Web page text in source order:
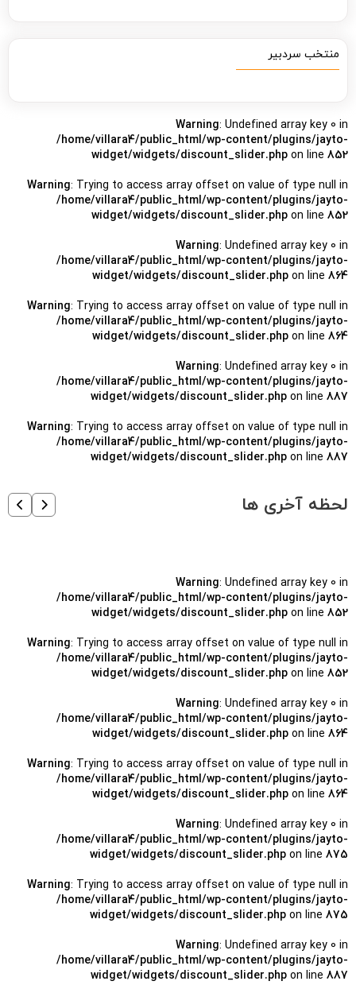
منتخب سردبیر
Warning: Undefined array key 0 in
/home/villara4/public_html/wp-content/plugins/jayto-
widget/widgets/discount_slider.php on line 852
Warning: Trying to access array offset on value of type null in
/home/villara4/public_html/wp-content/plugins/jayto-
widget/widgets/discount_slider.php on line 852
Warning: Undefined array key 0 in
/home/villara4/public_html/wp-content/plugins/jayto-
widget/widgets/discount_slider.php on line 864
Warning: Trying to access array offset on value of type null in
/home/villara4/public_html/wp-content/plugins/jayto-
widget/widgets/discount_slider.php on line 864
Warning: Undefined array key 0 in
/home/villara4/public_html/wp-content/plugins/jayto-
widget/widgets/discount_slider.php on line 887
Warning: Trying to access array offset on value of type null in
/home/villara4/public_html/wp-content/plugins/jayto-
widget/widgets/discount_slider.php on line 887
لحظه آخری ها
Warning: Undefined array key 0 in
/home/villara4/public_html/wp-content/plugins/jayto-
widget/widgets/discount_slider.php on line 852
Warning: Trying to access array offset on value of type null in
/home/villara4/public_html/wp-content/plugins/jayto-
widget/widgets/discount_slider.php on line 852
Warning: Undefined array key 0 in
/home/villara4/public_html/wp-content/plugins/jayto-
widget/widgets/discount_slider.php on line 864
Warning: Trying to access array offset on value of type null in
/home/villara4/public_html/wp-content/plugins/jayto-
widget/widgets/discount_slider.php on line 864
Warning: Undefined array key 0 in
/home/villara4/public_html/wp-content/plugins/jayto-
widget/widgets/discount_slider.php on line 875
Warning: Trying to access array offset on value of type null in
/home/villara4/public_html/wp-content/plugins/jayto-
widget/widgets/discount_slider.php on line 875
Warning: Undefined array key 0 in
/home/villara4/public_html/wp-content/plugins/jayto-
widget/widgets/discount_slider.php on line 887